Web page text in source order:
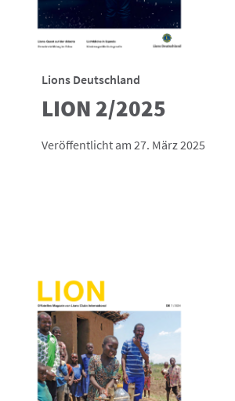
Lions Deutschland
LION 2/2025
Veröffentlicht am 27. März 2025